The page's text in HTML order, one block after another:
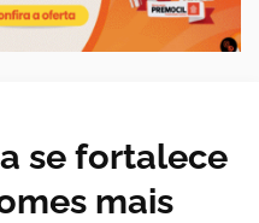
se fortalece
mais